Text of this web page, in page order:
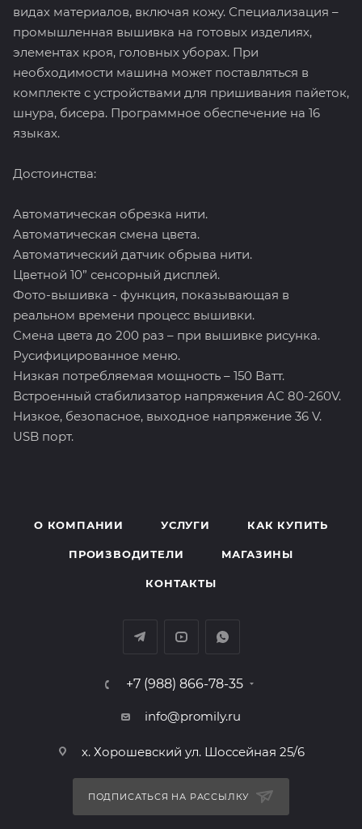
видах материалов, включая кожу. Специализация –
промышленная вышивка на готовых изделиях,
элементах кроя, головных уборах. При
необходимости машина может поставляться в
комплекте с устройствами для пришивания пайеток,
шнура, бисера. Программное обеспечение на 16
языках.
Достоинства:
Автоматическая обрезка нити.
Автоматическая смена цвета.
Автоматический датчик обрыва нити.
Цветной 10” сенсорный дисплей.
Фото-вышивка - функция, показывающая в
реальном времени процесс вышивки.
Смена цвета до 200 раз – при вышивке рисунка.
Русифицированное меню.
Низкая потребляемая мощность – 150 Ватт.
Встроенный стабилизатор напряжения AC 80-260V.
Низкое, безопасное, выходное напряжение 36 V.
USB порт.
О КОМПАНИИ УСЛУГИ КАК КУПИТЬ
ПРОИЗВОДИТЕЛИ МАГАЗИНЫ
КОНТАКТЫ
+7 (988) 866-78-35
info@promily.ru
х. Хорошевский ул. Шоссейная 25/6
ПОДПИСАТЬСЯ НА РАССЫЛКУ